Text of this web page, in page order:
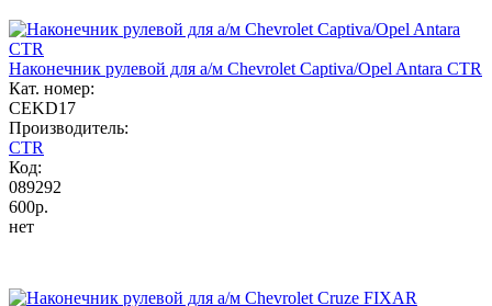
Наконечник рулевой для а/м Chevrolet Captiva/Opel Antara CTR
Кат. номер:
CEKD17
Производитель:
CTR
Код:
089292
600р.
нет